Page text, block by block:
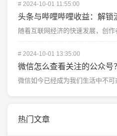
# 2024-10-01 11:55:00
头条与哔哩哔哩收益：解锁
# 2024-10-01 13:35:00
微信怎么查看关注的公众号
热门文章